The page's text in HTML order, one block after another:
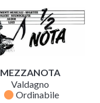
MEZZANOTA
Valdagno
fiber_manual_record Ordinabile